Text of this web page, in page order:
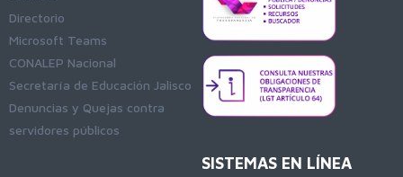
Directorio
Microsoft Teams
CONALEP Nacional
Secretaría de Educación Jalisco
Denuncias y Quejas contra
servidores públicos
SISTEMAS EN LÍNEA